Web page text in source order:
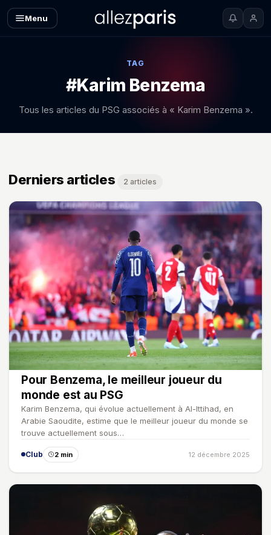
Menu
TAG
#Karim Benzema
Tous les articles du PSG associés à « Karim Benzema ».
Derniers articles 2 articles
Pour Benzema, le meilleur joueur du
monde est au PSG
Karim Benzema, qui évolue actuellement à Al-Ittihad, en
Arabie Saoudite, estime que le meilleur joueur du monde se
trouve actuellement sous…
Club 2 min 12 décembre 2025